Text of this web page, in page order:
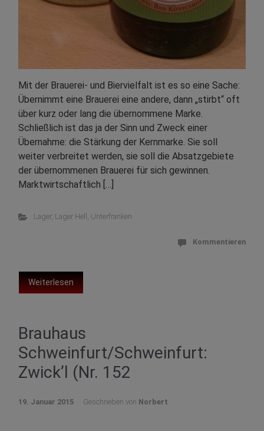
Mit der Brauerei- und Biervielfalt ist es so eine Sache:
Übernimmt eine Brauerei eine andere, dann „stirbt“ oft
über kurz oder lang die übernommene Marke.
Schließlich ist das ja der Sinn und Zweck einer
Übernahme: die Stärkung der Kernmarke. Sie soll
weiter verbreitet werden, sie soll die Absatzgebiete
der übernommenen Brauerei für sich gewinnen.
Marktwirtschaftlich […]
Lager, Lager Hell , Unterfranken
Kommentieren
Weiterlesen
Brauhaus
Schweinfurt/Schweinfurt:
Zwick’l (Nr. 152
19. Januar 2015 Geschrieben von Norbert